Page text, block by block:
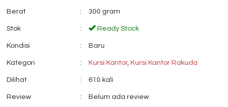
Berat : 300 gram
Stok : Ready Stock
Kondisi : Baru
Kategori : Kursi Kantor, Kursi Kantor Rakuda
Dilihat : 610 kali
Review : Belum ada review
Filling Cabinet Brother
*Harga Hubungi CS
*Harga Hubungi CS